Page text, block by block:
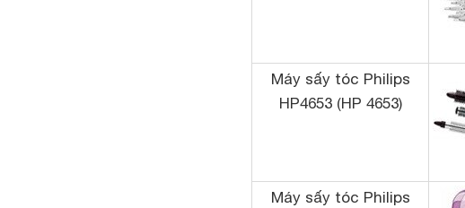
Máy sấy tóc Philips
HP4653 (HP 4653)
Máy sấy tóc Philips